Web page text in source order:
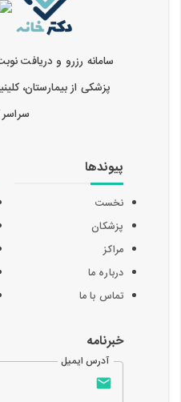
سامانه رزرو و دریافت
پزشکی از بیمارستان،
پیوندها
نخست
پزشکان
مراکز
درباره ما
تماس با ما
خبرنامه
آدرس ایمیل